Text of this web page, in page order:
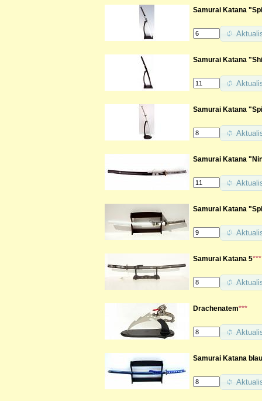
Samurai Katana
Samurai Katana
Samurai Katana
Samurai Katana
Samurai Katana
Samurai Katana 5***
Drachenatem***
Samurai Katana